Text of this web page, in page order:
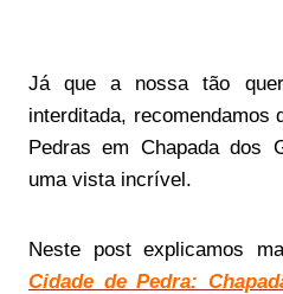
Já que a nossa tão
interditada, recomendamos
Pedras em Chapada dos
uma vista incrível.
Neste post explicamos
Cidade de Pedra: